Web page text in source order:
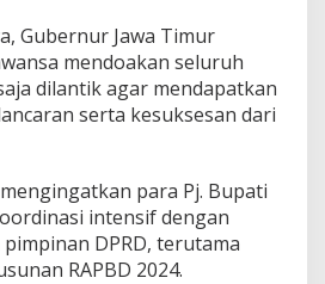
Gubernur Jawa Timur
mendoakan seluruh
dilantik agar mendapatkan
serta kesuksesan dari
para Pj. Bupati
intensif dengan
DPRD, terutama
RAPBD 2024.